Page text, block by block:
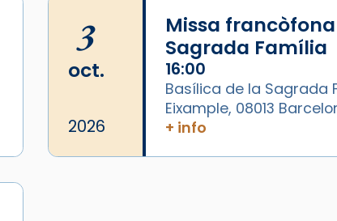
3
oct.
2026
Missa
Sagrada Família
16:00
Basílica de la Sagrada
Eixample, 08013
+ info